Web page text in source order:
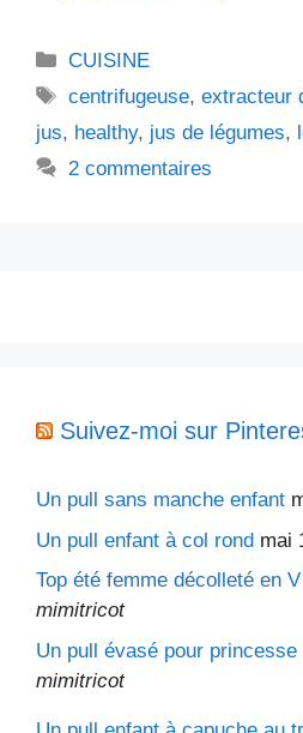
Catégories
CUISINE
Étiquettes
centrifugeuse,extracteur
jus, healthy, jus de légumes,
2 commentaires
Suivez-moi sur
Un pull sans manche enfant
Un pull enfant à col rond mai
Top été femme décolleté en V
mimitricot
Un pull évasé pour princesse
mimitricot